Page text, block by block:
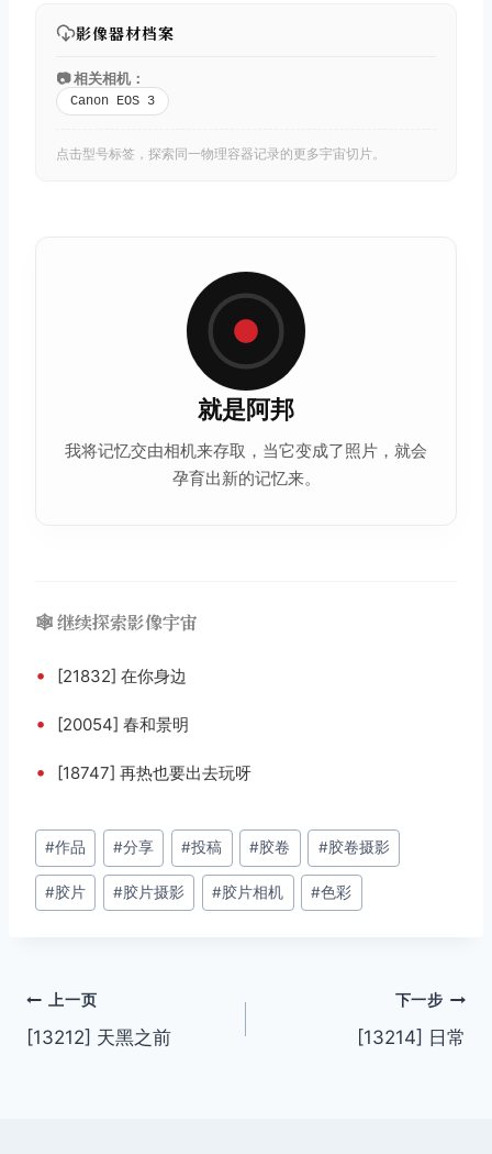
影像器材档案
📷 相关相机：
Canon EOS 3
点击型号标签，探索同一物理容器记录的更多宇宙切片。
就是阿邦
我将记忆交由相机来存取，当它变成了照片，就会
孕育出新的记忆来。
🕸️ 继续探索影像宇宙
• [21832] 在你身边
• [20054] 春和景明
• [18747] 再热也要出去玩呀
文
章
标
#作品 #分享 #投稿 #胶卷 #胶卷摄影
#胶片 #胶片摄影 #胶片相机 #色彩
文
章
上一页
[13212] 天黑之前
下一步
[13214] 日常